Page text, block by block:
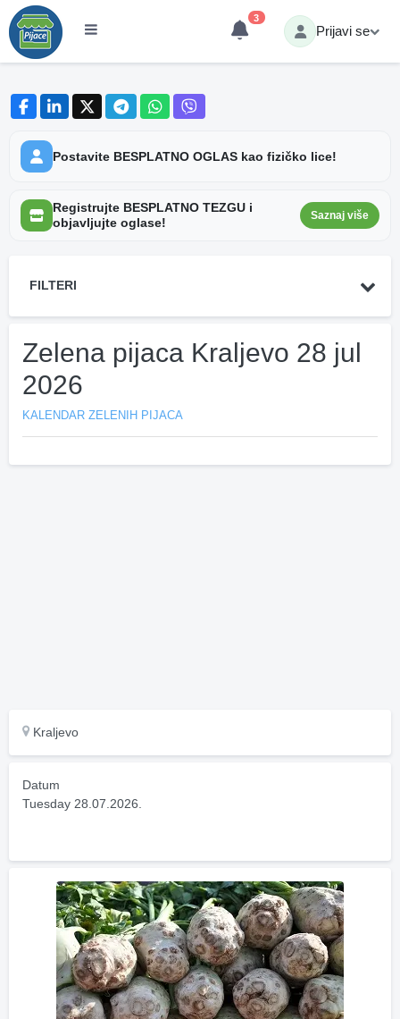
3
Prijavi se
Postavite BESPLATNO OGLAS kao fizičko lice!
Registrujte BESPLATNO TEZGU i
objavljujte oglase!
Saznaj više
FILTERI
Zelena pijaca Kraljevo 28 jul
2026
KALENDAR ZELENIH PIJACA
Kraljevo
Datum
Tuesday 28.07.2026.